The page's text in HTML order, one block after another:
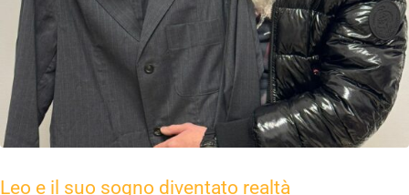
Leo e il suo sogno diventato realtà